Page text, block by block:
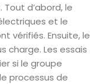
d’abord, le
et le
vérifiés. Ensuite, le
charge. Les essais
si le groupe
processus de